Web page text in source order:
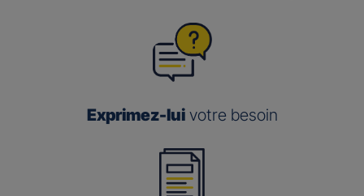
Exprimez-luivotre besoin